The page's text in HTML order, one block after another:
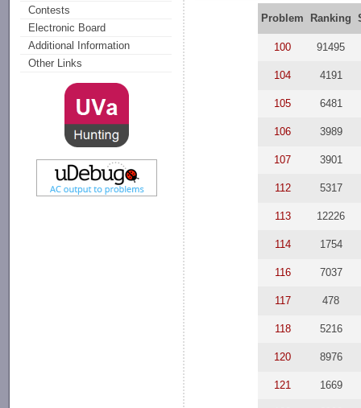
Contests
Electronic Board
Additional Information
Other Links
Problem Ranking
100 91495
104 4191
105 6481
106 3989
107 3901
112 5317
113 12226
114 1754
116 7037
117 478
118 5216
120 8976
121 1669